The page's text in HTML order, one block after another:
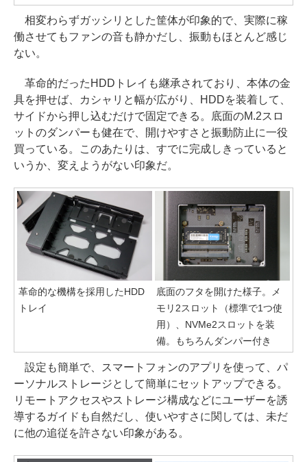
相変わらずガッシリとした筐体が印象的で、実際に稼
働させてもファンの音も静かだし、振動もほとんど感じ
ない。
革命的だったHDDトレイも継承されており、本体の金
具を押せば、カシャリと幅が広がり、HDDを装着して、
サイドから押し込むだけで固定できる。底面のM.2スロ
ットのダンパーも健在で、開けやすさと振動防止に一役
買っている。このあたりは、すでに完成しきっていると
いうか、変えようがない印象だ。
革命的な機構を採用したHDD
トレイ
底面のフタを開けた様子。メ
モリ2スロット（標準で1つ使
用）、NVMe2スロットを装
備。もちろんダンパー付き
設定も簡単で、スマートフォンのアプリを使って、パ
ーソナルストレージとして簡単にセットアップできる。
リモートアクセスやストレージ構成などにユーザーを誘
導するガイドも自然だし、使いやすさに関しては、未だ
に他の追従を許さない印象がある。